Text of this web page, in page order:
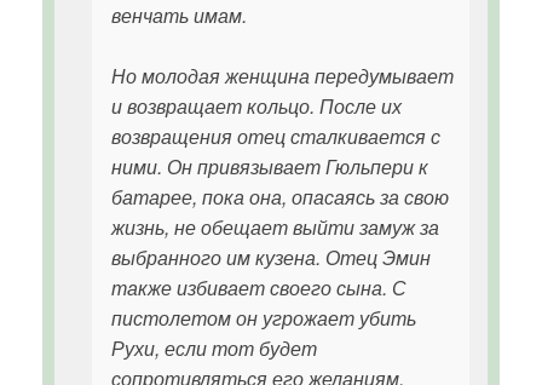
венчать имам.
Но молодая женщина передумывает
и возвращает кольцо. После их
возвращения отец сталкивается с
ними. Он привязывает Гюльпери к
батарее, пока она, опасаясь за свою
жизнь, не обещает выйти замуж за
выбранного им кузена. Отец Эмин
также избивает своего сына. С
пистолетом он угрожает убить
Рухи, если тот будет
сопротивляться его желаниям.